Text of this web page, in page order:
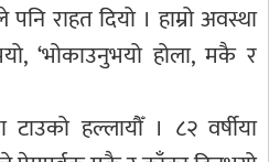
राहत दियो । हाम्रो अवस्था
‘भोकाउनुभयो होला, मकै र
हल्लायौँ । ८२ वर्षीया